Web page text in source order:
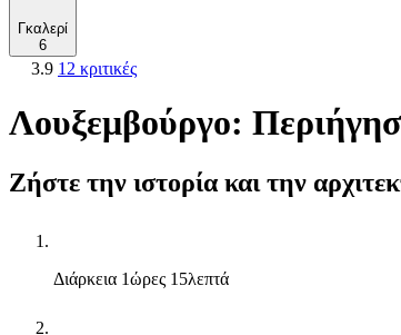
Γκαλερί
6
3.9 12 κριτικές
Λουξεμβούργο:
Ζήστε την ιστορία και την
Διάρκεια 1ώρες 15λεπτά